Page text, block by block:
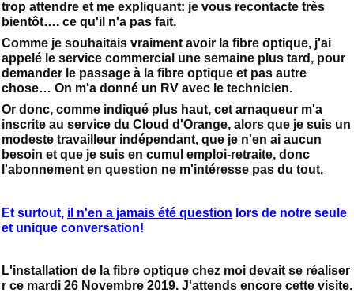
trop attendre et me expliquant: je vous recontacte très
bientôt…. ce qu'il n'a pas fait.
Comme je souhaitais vraiment avoir la fibre optique, j'ai
appelé le service commercial une semaine plus tard, pour
demander le passage à la fibre optique et pas autre
chose… On m'a donné un RV avec le technicien.
Or donc, comme indiqué plus haut, cet arnaqueur m'a
inscrite au service du Cloud d'Orange, alors que je suis un
modeste travailleur indépendant, que je n'en ai aucun
besoin et que je suis en cumul emploi-retraite, donc
l'abonnement en question ne m'intéresse pas du tout.
Et surtout, il n'en a jamais été question lors de notre seule
et unique conversation!
L'installation de la fibre optique chez moi devait se réaliser
r ce mardi 26 Novembre 2019. J'attends encore cette visite.